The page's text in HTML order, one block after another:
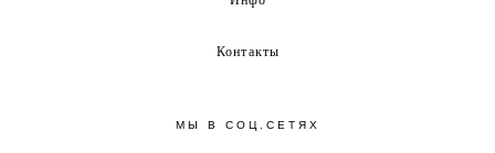
Контакты
МЫ В СОЦ.СЕТЯХ